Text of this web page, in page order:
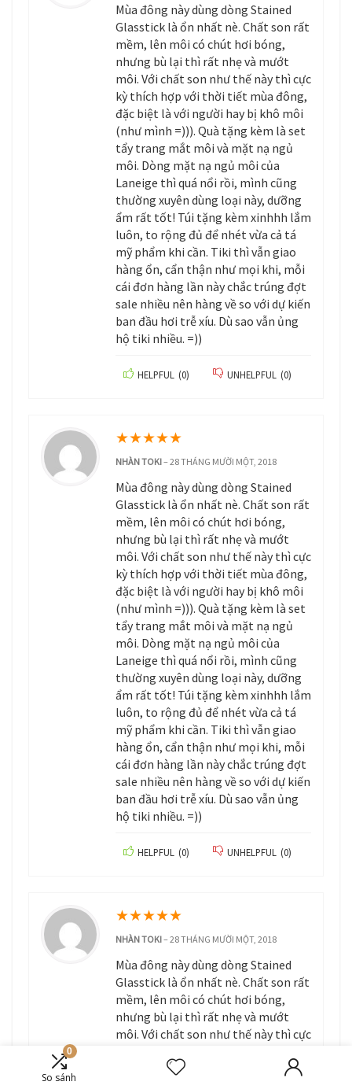
0
So sánh
Mùa đông này dùng dòng Stained
Glasstick là ổn nhất nè. Chất son rất
mềm, lên môi có chút hơi bóng,
nhưng bù lại thì rất nhẹ và mướt
môi. Với chất son như thế này thì cực
kỳ thích hợp với thời tiết mùa đông,
đặc biệt là với người hay bị khô môi
(như mình =))). Quà tặng kèm là set
tẩy trang mắt môi và mặt nạ ngủ
môi. Dòng mặt nạ ngủ môi của
Laneige thì quá nổi rồi, mình cũng
thường xuyên dùng loại này, dưỡng
ẩm rất tốt! Túi tặng kèm xinhhh lắm
luôn, to rộng đủ để nhét vừa cả tá
mỹ phẩm khi cần. Tiki thì vẫn giao
hàng ổn, cẩn thận như mọi khi, mỗi
cái đơn hàng lần này chắc trúng đợt
sale nhiều nên hàng về so với dự kiến
ban đầu hơi trễ xíu. Dù sao vẫn ủng
hộ tiki nhiều. =))
HELPFUL (0) UNHELPFUL (0)
★★★★★
NHÀN TOKI–28 THÁNG MƯỜI MỘT, 2018
Mùa đông này dùng dòng Stained
Glasstick là ổn nhất nè. Chất son rất
mềm, lên môi có chút hơi bóng,
nhưng bù lại thì rất nhẹ và mướt
môi. Với chất son như thế này thì cực
kỳ thích hợp với thời tiết mùa đông,
đặc biệt là với người hay bị khô môi
(như mình =))). Quà tặng kèm là set
tẩy trang mắt môi và mặt nạ ngủ
môi. Dòng mặt nạ ngủ môi của
Laneige thì quá nổi rồi, mình cũng
thường xuyên dùng loại này, dưỡng
ẩm rất tốt! Túi tặng kèm xinhhh lắm
luôn, to rộng đủ để nhét vừa cả tá
mỹ phẩm khi cần. Tiki thì vẫn giao
hàng ổn, cẩn thận như mọi khi, mỗi
cái đơn hàng lần này chắc trúng đợt
sale nhiều nên hàng về so với dự kiến
ban đầu hơi trễ xíu. Dù sao vẫn ủng
hộ tiki nhiều. =))
HELPFUL (0) UNHELPFUL (0)
★★★★★
NHÀN TOKI–28 THÁNG MƯỜI MỘT, 2018
Mùa đông này dùng dòng Stained
Glasstick là ổn nhất nè. Chất son rất
mềm, lên môi có chút hơi bóng,
nhưng bù lại thì rất nhẹ và mướt
môi. Với chất son như thế này thì cực
đặc biệt là với người hay bị khô môi